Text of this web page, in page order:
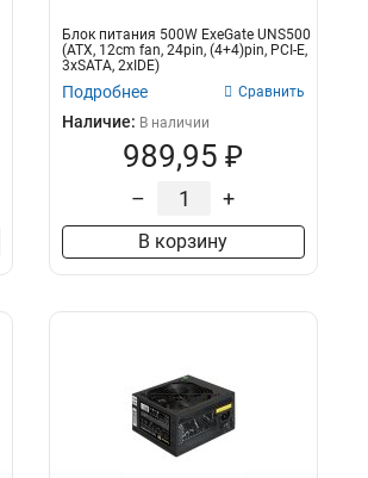
Блок питания 500W ExeGate UNS500
(ATX, 12cm fan, 24pin, (4+4)pin, PCI-E,
3xSATA, 2xIDE)
Подробнее Сравнить
Наличие: В наличии
989,95 ₽
– +
В корзину